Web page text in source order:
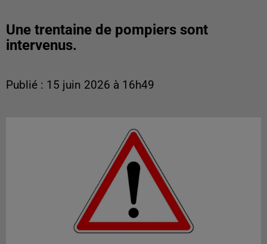
Une trentaine de pompiers sont
intervenus.
Publié : 15 juin 2026 à 16h49